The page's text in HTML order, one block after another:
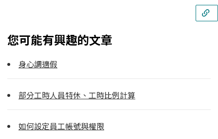
您可能有興趣的文章
身心調適假
部分工時人員特休、工時比例計算
如何設定員工帳號與權限